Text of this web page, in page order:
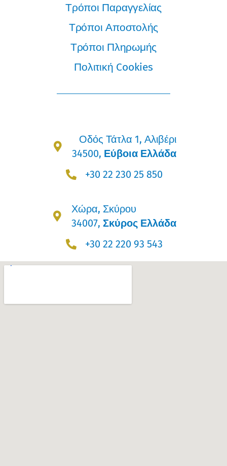
Τρόποι Παραγγελίας
Τρόποι Αποστολής
Τρόποι Πληρωμής
Πολιτική Cookies
Οδός Τάτλα 1, Αλιβέρι
34500, Εύβοια Ελλάδα
+30 22 230 25 850
Χώρα, Σκύρου
34007,Σκύρος Ελλάδα
+30 22 220 93 543